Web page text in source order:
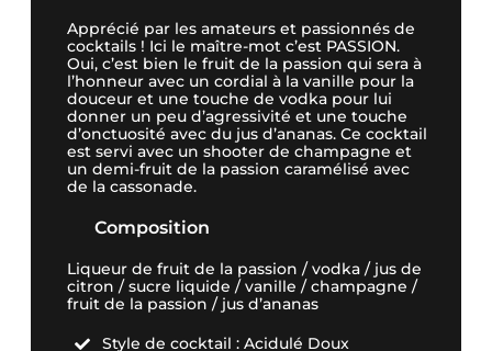
Apprécié par les amateurs et passionnés de
cocktails ! Ici le maître-mot c’est PASSION.
Oui, c’est bien le fruit de la passion qui sera à
l’honneur avec un cordial à la vanille pour la
douceur et une touche de vodka pour lui
donner un peu d’agressivité et une touche
d’onctuosité avec du jus d’ananas. Ce cocktail
est servi avec un shooter de champagne et
un demi-fruit de la passion caramélisé avec
de la cassonade.
Composition
Liqueur de fruit de la passion / vodka / jus de
citron / sucre liquide / vanille / champagne /
fruit de la passion / jus d’ananas
 Style de cocktail : Acidulé Doux